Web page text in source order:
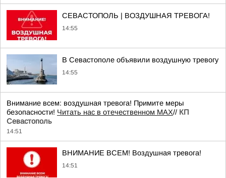
СЕВАСТОПОЛЬ | ВОЗДУШНАЯ ТРЕВОГА!
14:55
В Севастополе объявили воздушную тревогу
14:55
Внимание всем: воздушная тревога! Примите меры
безопасности! Читать нас в отечественном MAX// КП
Севастополь
14:51
ВНИМАНИЕ ВСЕМ! Воздушная тревога!
14:51